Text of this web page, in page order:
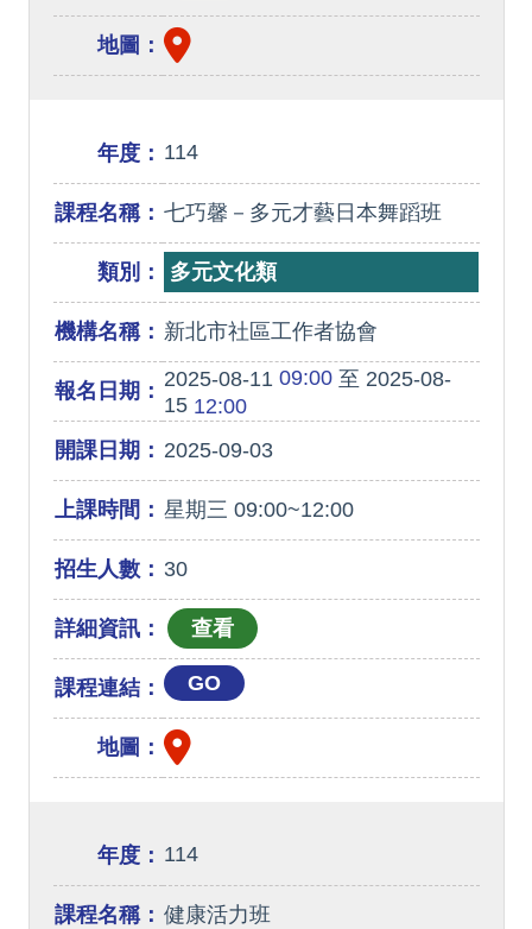
地圖：
年度： 114
課程名稱： 七巧馨－多元才藝日本舞蹈班
類別： 多元文化類
機構名稱： 新北市社區工作者協會
報名日期： 2025-08-11 09:00至 2025-08-
1512:00
開課日期： 2025-09-03
上課時間： 星期三 09:00~12:00
招生人數： 30
詳細資訊：
課程連結： GO
地圖：
年度： 114
課程名稱： 健康活力班